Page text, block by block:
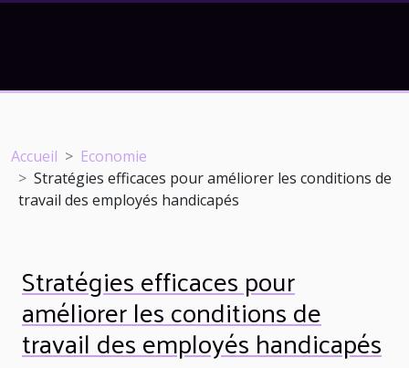
Accueil
Economie
Stratégies efficaces pour améliorer les conditions de
travail des employés handicapés
Stratégies efficaces pour
améliorer les conditions de
travail des employés handicapés